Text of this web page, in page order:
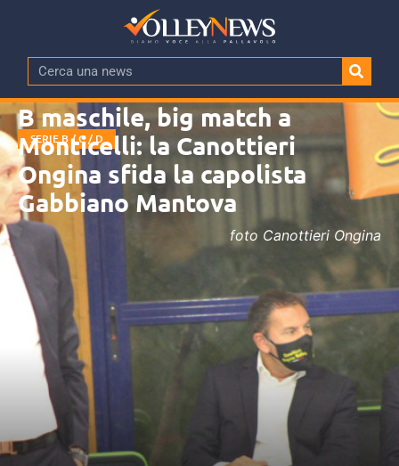
SERIE B / C / D
B maschile, big match a
Monticelli: la Canottieri
Ongina sfida la capolista
Gabbiano Mantova
foto Canottieri Ongina